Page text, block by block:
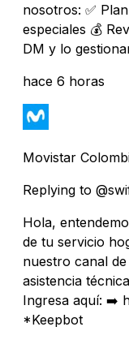
nosotros: ✅
especiales 💰
DM y lo
hace 6 horas
Movistar
Replying to
Hola,
de tu servicio
nuestro canal
asistencia
Ingresa aquí: ➡️
*Keepbot